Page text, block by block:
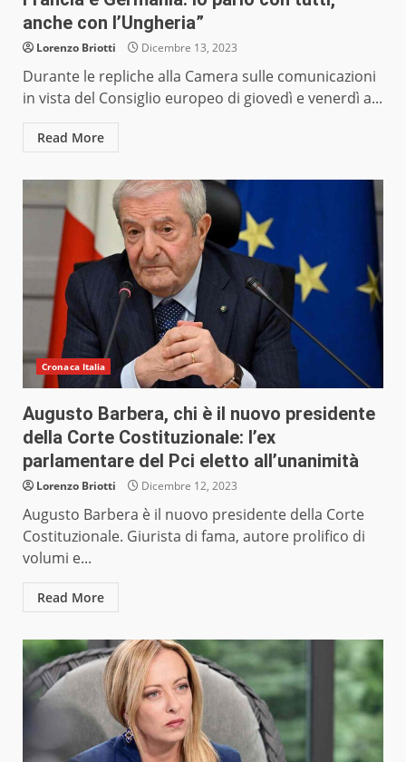
anche con l’Ungheria”
Lorenzo Briotti Dicembre 13, 2023
Durante le repliche alla Camera sulle comunicazioni
in vista del Consiglio europeo di giovedì e venerdì a...
Read More
Cronaca Italia
Augusto Barbera, chi è il nuovo presidente
della Corte Costituzionale: l’ex
parlamentare del Pci eletto all’unanimità
Lorenzo Briotti Dicembre 12, 2023
Augusto Barbera è il nuovo presidente della Corte
Costituzionale. Giurista di fama, autore prolifico di
volumi e...
Read More